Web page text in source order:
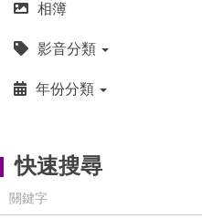
相簿
影音分類
年份分類
快速搜尋